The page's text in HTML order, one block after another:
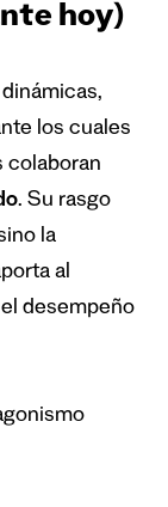
hoy)
los cuales
colaboran
. Su rasgo
la
al
desempeño